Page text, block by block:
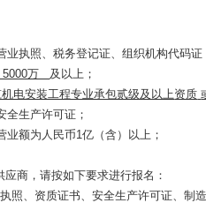
业执照、税务登记证、组织机构代码证
5000万 及以上；
电安装工程专业承包贰级及以上资质
全生产许可证；
业额为人民币1亿（含）以上；
应商，请按如下要求进行报名：
照、资质证书、安全生产许可证、制